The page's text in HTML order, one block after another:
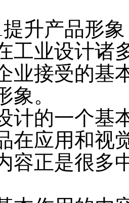
产品形象
业设计诸多
业接受的基
象。
计的一个基
在应用和视
容正是很多